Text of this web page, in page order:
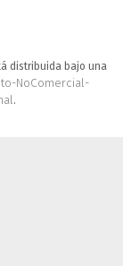
distribuida bajo una
NoComercial-
.